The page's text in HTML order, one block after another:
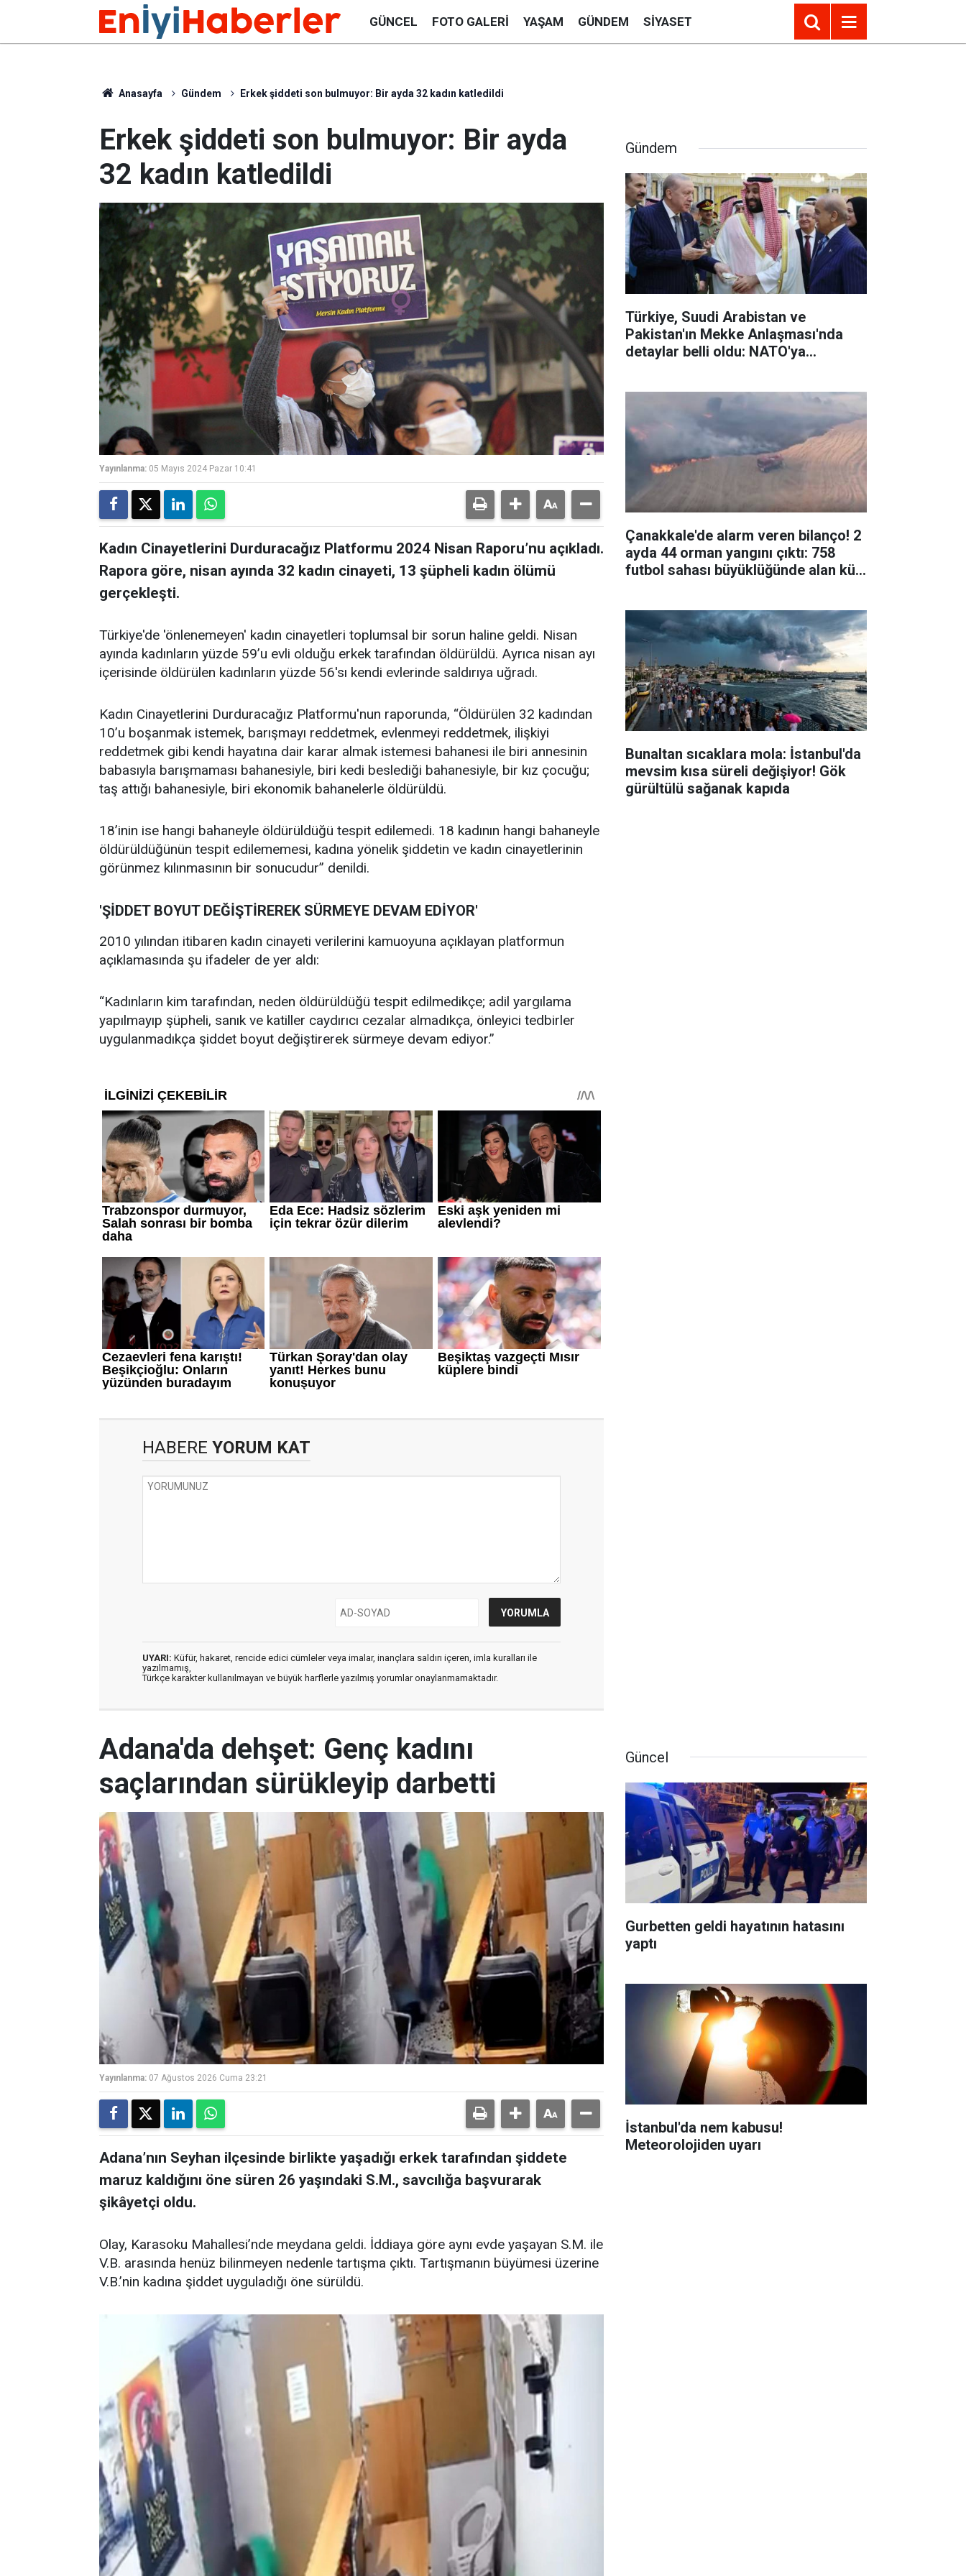
GÜNCEL FOTO GALERI YAŞAM GÜNDEM SIYASET
Anasayfa Gündem Erkek şiddeti son bulmuyor: Bir ayda 32 kadın katledildi
Erkek şiddeti son bulmuyor: Bir ayda
32 kadın katledildi
Yayınlanma: 05 Mayıs 2024 Pazar 10:41
Kadın Cinayetlerini Durduracağız Platformu 2024 Nisan Raporu’nu açıkladı.
Rapora göre, nisan ayında 32 kadın cinayeti, 13 şüpheli kadın ölümü
gerçekleşti.
Türkiye'de 'önlenemeyen' kadın cinayetleri toplumsal bir sorun haline geldi. Nisan
ayında kadınların yüzde 59’u evli olduğu erkek tarafından öldürüldü. Ayrıca nisan ayı
içerisinde öldürülen kadınların yüzde 56'sı kendi evlerinde saldırıya uğradı.
Kadın Cinayetlerini Durduracağız Platformu'nun raporunda, “Öldürülen 32 kadından
10’u boşanmak istemek, barışmayı reddetmek, evlenmeyi reddetmek, ilişkiyi
reddetmek gibi kendi hayatına dair karar almak istemesi bahanesi ile biri annesinin
babasıyla barışmaması bahanesiyle, biri kedi beslediği bahanesiyle, bir kız çocuğu;
taş attığı bahanesiyle, biri ekonomik bahanelerle öldürüldü.
18’inin ise hangi bahaneyle öldürüldüğü tespit edilemedi. 18 kadının hangi bahaneyle
öldürüldüğünün tespit edilememesi, kadına yönelik şiddetin ve kadın cinayetlerinin
görünmez kılınmasının bir sonucudur” denildi.
'ŞİDDET BOYUT DEĞİŞTİREREK SÜRMEYE DEVAM EDİYOR'
2010 yılından itibaren kadın cinayeti verilerini kamuoyuna açıklayan platformun
açıklamasında şu ifadeler de yer aldı:
“Kadınların kim tarafından, neden öldürüldüğü tespit edilmedikçe; adil yargılama
yapılmayıp şüpheli, sanık ve katiller caydırıcı cezalar almadıkça, önleyici tedbirler
uygulanmadıkça şiddet boyut değiştirerek sürmeye devam ediyor.”
HABERE YORUM KAT
UYARI: Küfür, hakaret, rencide edici cümleler veya imalar, inançlara saldırı içeren, imla kuralları ile
yazılmamış,
Türkçe karakter kullanılmayan ve büyük harflerle yazılmış yorumlar onaylanmamaktadır.
Gündem
Türkiye, Suudi Arabistan ve
Pakistan'ın Mekke Anlaşması'nda
detaylar belli oldu: NATO'ya
Çanakkale'de alarm veren bilanço! 2
ayda 44 orman yangını çıktı: 758
futbol sahası büyüklüğünde alan kül
Bunaltan sıcaklara mola: İstanbul'da
mevsim kısa süreli değişiyor! Gök
gürültülü sağanak kapıda
Adana'da dehşet: Genç kadını
saçlarından sürükleyip darbetti
Yayınlanma: 07 Ağustos 2026 Cuma 23:21
Adana’nın Seyhan ilçesinde birlikte yaşadığı erkek tarafından şiddete
maruz kaldığını öne süren 26 yaşındaki S.M., savcılığa başvurarak
şikâyetçi oldu.
Olay, Karasoku Mahallesi’nde meydana geldi. İddiaya göre aynı evde yaşayan S.M. ile
V.B. arasında henüz bilinmeyen nedenle tartışma çıktı. Tartışmanın büyümesi üzerine
V.B.’nin kadına şiddet uyguladığı öne sürüldü.
Güncel
Gurbetten geldi hayatının hatasını
yaptı
İstanbul'da nem kabusu!
Meteorolojiden uyarı